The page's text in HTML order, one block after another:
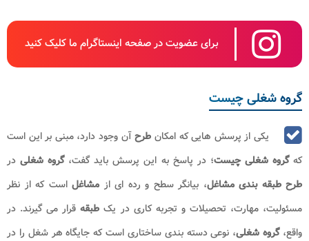
برای عضویت در صفحه اینستاگرام ما کلیک کنید
گروه شغلی چیست
یکی از پرسش هایی که امکان طرحآن وجود دارد، مبنی بر این است
کهگروه شغلی چیست؛ در پاسخ به این پرسش باید گفت، گروه شغلی در
طرح طبقه بندی مشاغل، بیانگر سطح و رده ای از مشاغلاست که از نظر
مسئولیت، مهارت، تحصیلات و تجربه کاری در یک طبقه قرار می ‌گیرند. در
واقع،گروه شغلی، نوعی دسته ‌بندی ساختاری است که جایگاه هر شغل را در